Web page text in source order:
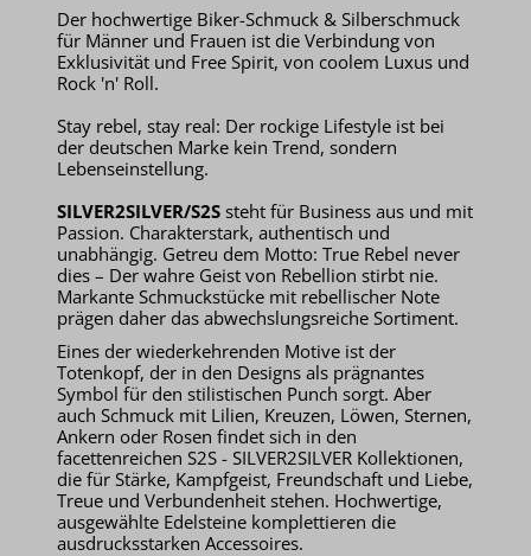
Der hochwertige Biker-Schmuck & Silberschmuck
für Männer und Frauen ist die Verbindung von
Exklusivität und Free Spirit, von coolem Luxus und
Rock 'n' Roll.
Stay rebel, stay real: Der rockige Lifestyle ist bei
der deutschen Marke kein Trend, sondern
Lebenseinstellung.
SILVER2SILVER/S2S steht für Business aus und mit
Passion. Charakterstark, authentisch und
unabhängig. Getreu dem Motto: True Rebel never
dies – Der wahre Geist von Rebellion stirbt nie.
Markante Schmuckstücke mit rebellischer Note
prägen daher das abwechslungsreiche Sortiment.
Eines der wiederkehrenden Motive ist der
Totenkopf, der in den Designs als prägnantes
Symbol für den stilistischen Punch sorgt. Aber
auch Schmuck mit Lilien, Kreuzen, Löwen, Sternen,
Ankern oder Rosen findet sich in den
facettenreichen S2S - SILVER2SILVER Kollektionen,
die für Stärke, Kampfgeist, Freundschaft und Liebe,
Treue und Verbundenheit stehen. Hochwertige,
ausgewählte Edelsteine komplettieren die
ausdrucksstarken Accessoires.